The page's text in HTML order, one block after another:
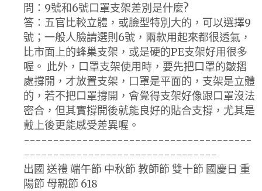
問：9號和6號口罩支架差別是什麼?
答：五官比較立體，或臉型特別大的，可以選擇9
號；一般人臉請選則6號，兩款用起來都很透氣，
比市面上的蜂巢支架，或是硬的PE支架好用很多
喔。 此外，口罩支架使用時，要先把口罩的皺摺
處撐開，才放置支架，口罩是平面的，支架是立體
的，若不把口罩撐開，會覺得支架好像跟口罩沒法
密合，但其實撐開後就能良好的貼合支撐，尤其是
戴上後更能感受差異喔。
---------------------------------------
---------------------------------
出國 送禮 端午節 中秋節 教師節 雙十節 國慶日 重
陽節 母親節 618